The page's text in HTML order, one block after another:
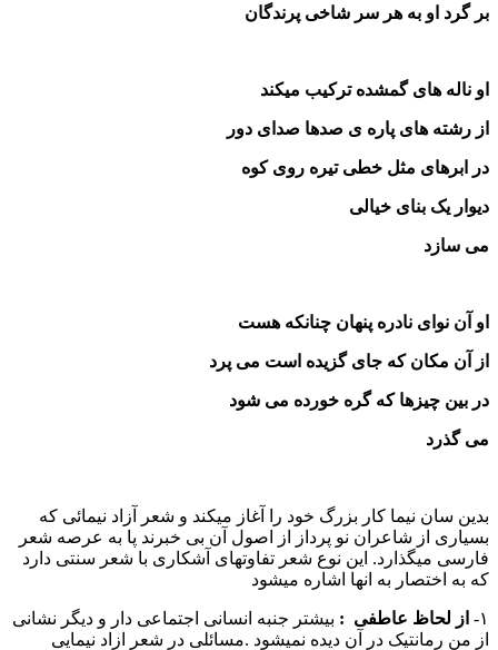
بر گرد او به هر سر شاخی پرندگان
او ناله های گمشده ترکیب میکند
از رشته های پاره ی صدها صدای دور
در ابرهای مثل خطی تیره روی کوه
دیوار یک بنای خیالی
می سازد
او آن نوای نادره پنهان چنانکه هست
از آن مکان که جای گزیده است می پرد
در بین چیزها که گره خورده می شود
می گذرد
بدین سان نیما کار بزرگ خود را آغاز میکند و شعر آزاد نیمائی که
بسیاری از شاعران نو پرداز از اصول آن بی خبرند پا به عرصه شعر
فارسی میگذارد. این نوع شعر تفاوتهای آشکاری با شعر سنتی دارد
که به اختصار به انها اشاره میشود
۱- از لحاظ عاطفی : بیشتر جنبه انسانی اجتماعی دار و دیگر نشانی
از من رمانتیک در آن دیده نمیشود .مسائلی در شعر ازاد نیمایی